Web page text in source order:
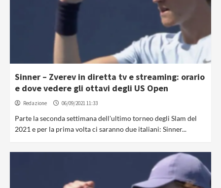
Sinner – Zverev in diretta tv e streaming: orario
e dove vedere gli ottavi degli US Open
Redazione 06/09/2021 11:33
Parte la seconda settimana dell'ultimo torneo degli Slam del
2021 e per la prima volta ci saranno due italiani: Sinner...